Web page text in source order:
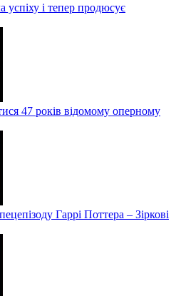
успіху і тепер продюсує
47 років відомому оперному
Гаррі Поттера – Зіркові